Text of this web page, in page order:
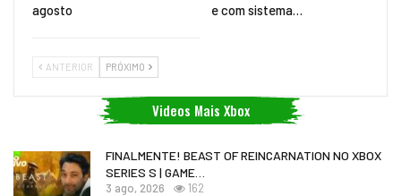
agosto
e com sistema…
ANTERIOR PRÓXIMO
Videos Mais Xbox
FINALMENTE! BEAST OF REINCARNATION NO XBOX
SERIES S | GAME…
3 ago, 2026 162